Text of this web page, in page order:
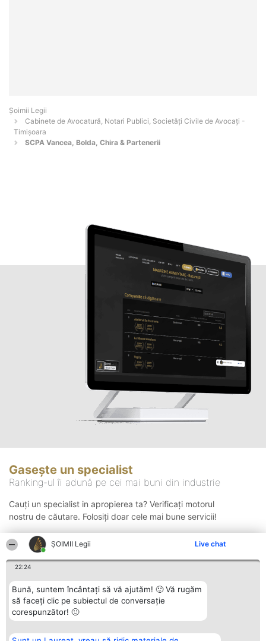
ȘOIMII Legii Live chat
22:24
Bună, suntem încântați să vă ajutăm! 🙂 Vă rugăm
să faceți clic pe subiectul de conversație
corespunzător! 🙂
Șoimii Legii
Cabinete de Avocatură, Notari Publici, Societăți Civile de Avocați -
Timişoara
SCPA Vancea, Bolda, Chira & Partenerii
Gasește un specialist
Ranking-ul îi adună pe cei mai buni din industrie
Cauți un specialist in apropierea ta? Verificați motorul
nostru de căutare. Folosiți doar cele mai bune servicii!